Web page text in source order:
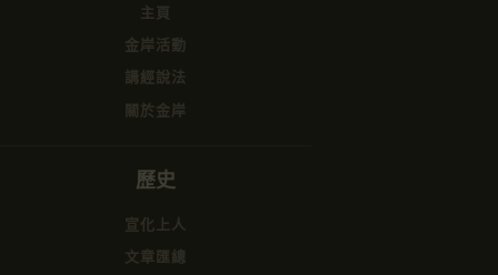
主頁
金岸活動
講經說法
關於金岸
歷史
宣化上人
文章匯總